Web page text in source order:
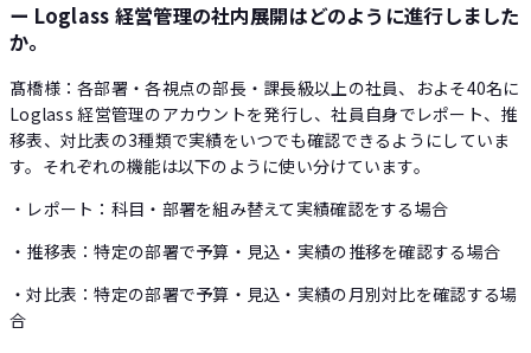
ー Loglass 経営管理の社内展開はどのように進行しました
か。
髙橋様：各部署・各視点の部長・課長級以上の社員、およそ40名に
Loglass 経営管理のアカウントを発行し、社員自身でレポート、推
移表、対比表の3種類で実績をいつでも確認できるようにしていま
す。それぞれの機能は以下のように使い分けています。
・レポート：科目・部署を組み替えて実績確認をする場合
・推移表：特定の部署で予算・見込・実績の推移を確認する場合
・対比表：特定の部署で予算・見込・実績の月別対比を確認する場
合